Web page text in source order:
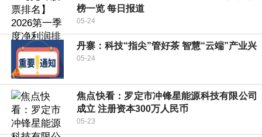
榜一览 每日报道
05-24
丹寨：科技“指尖”管好茶 智慧“云端”产业兴
05-24
焦点快看：罗定市冲锋星能源科技有限公司
成立 注册资本300万人民币
05-23